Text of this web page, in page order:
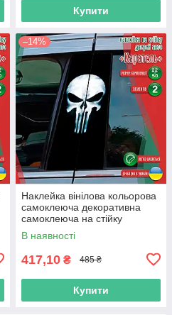
Купити
–14%
Наклейка вінілова кольорова
самоклеюча декоративна
самоклеюча на стійку
автомобіля «Каратель» з
Оракалу
В наявності
417,10 ₴ 485 ₴
Купити